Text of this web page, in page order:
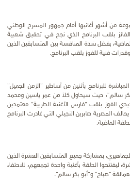
من أشهر أغانيها أمام جمهور المسرح الوطني
بلقب البرنامج الذي نجح في تحقيق شعبية
بفضل شدة المنافسة بين المتسابقين الذين
فنية للفوز بلقب البرنامج.
المباشرة للبرنامج بأثنين من أساطير "الزمن الجميل"
سالم"، حيث سيحاول كلاً من عمر ياسين ومحمد
الفوز بلقب "فارس الأغنية الطربية" معتمدين
المصرية صابرين النجيلي التي غادرت البرنامج
الماضية.
الجماهيري، بمشاركة جميع المتسابقين العشرة الذين
ليفتتحوا الحلقة بأغنية واحدة تجمعهم، للاحتفاء
"صباح" و"أبو بكر سالم".